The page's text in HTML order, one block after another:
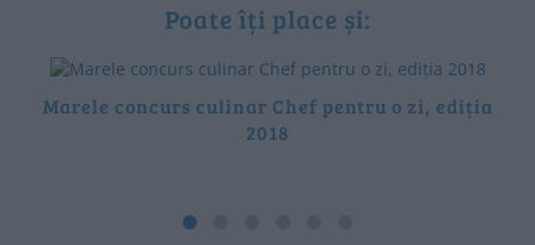
Poate îți place și:
Marele concurs culinar Chef pentru o zi, ediția
2018